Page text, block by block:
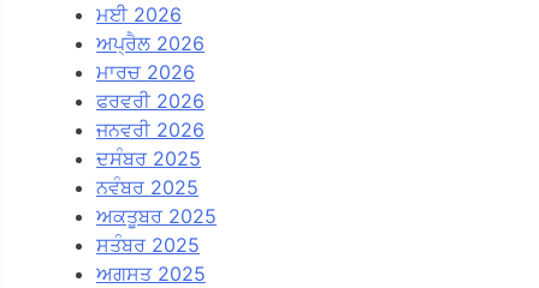
ਮਈ 2026
ਅਪ੍ਰੈਲ 2026
ਮਾਰਚ 2026
ਫਰਵਰੀ 2026
ਜਨਵਰੀ 2026
ਦਸੰਬਰ 2025
ਨਵੰਬਰ 2025
ਅਕਤੂਬਰ 2025
ਸਤੰਬਰ 2025
ਅਗਸਤ 2025